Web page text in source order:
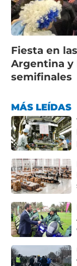
Fiesta en
Argentina y
semifinales
MÁS LEÍDAS